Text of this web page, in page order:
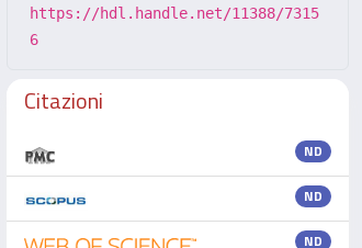
https://hdl.handle.net/11388/7315
6
Citazioni
ND
ND
ND